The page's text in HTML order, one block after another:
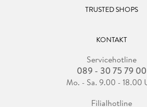
TRUSTED SHOPS
KONTAKT
Servicehotline
089 - 30 75 79 00
Mo. - Sa. 9.00 - 18.00
Filialhotline